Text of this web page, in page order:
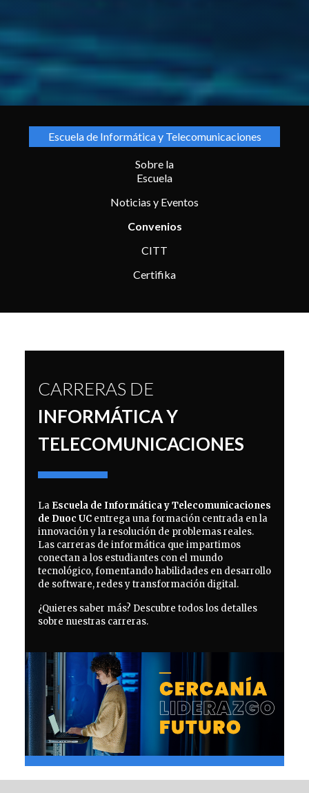
Escuela de Informática y Telecomunicaciones
Sobre la
Escuela
Noticias y Eventos
Convenios
CITT
Certifika
CARRERAS DE
INFORMÁTICA Y
TELECOMUNICACIONES
La Escuela de Informática y Telecomunicaciones
de Duoc UCentrega una formación centrada en la
innovación y la resolución de problemas reales.
Las carreras de informática que impartimos
conectan a los estudiantes con el mundo
tecnológico, fomentando habilidades en desarrollo
de software, redes y transformación digital.
¿Quieres saber más? Descubre todos los detalles
sobre nuestras carreras.